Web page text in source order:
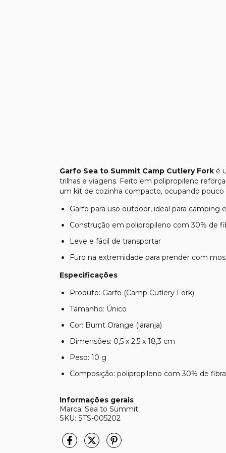
Garfo Sea to Summit Camp Cutlery Fork é
trilhas e viagens. Feito em polipropileno
um kit de cozinha compacto, ocupando pouco
Garfo para uso outdoor, ideal para camping
Construção em polipropileno com 30% de
Leve e fácil de transportar
Furo na extremidade para prender com
Especificações
Produto: Garfo (Camp Cutlery Fork)
Tamanho: Único
Cor: Burnt Orange (laranja)
Dimensões: 0,5 x 2,5 x 18,3 cm
Peso: 10 g
Composição: polipropileno com 30% de
Informações gerais
Marca: Sea to Summit
SKU: STS-005202